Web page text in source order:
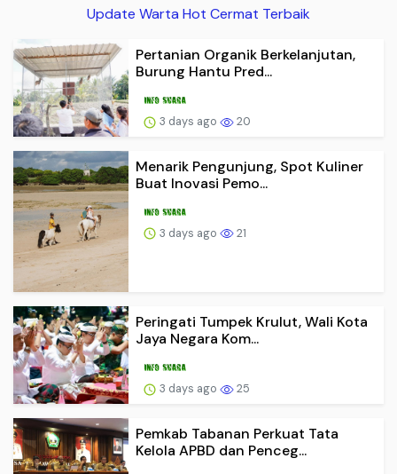
Update Warta Hot Cermat Terbaik
Pertanian Organik Berkelanjutan,
Burung Hantu Pred...
3 days ago 20
Menarik Pengunjung, Spot Kuliner
Buat Inovasi Pemo...
3 days ago 21
Peringati Tumpek Krulut, Wali Kota
Jaya Negara Kom...
3 days ago 25
Pemkab Tabanan Perkuat Tata
Kelola APBD dan Penceg...